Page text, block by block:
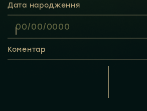
Дата народження
/ /
Коментар